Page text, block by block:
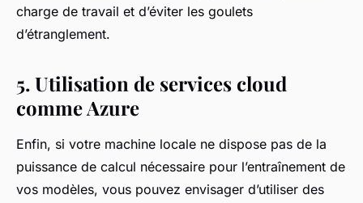
charge de travail et d’éviter les goulets
d’étranglement.
5. Utilisation de services cloud
comme Azure
Enfin, si votre machine locale ne dispose pas de la
puissance de calcul nécessaire pour l’entraînement de
vos modèles, vous pouvez envisager d’utiliser des